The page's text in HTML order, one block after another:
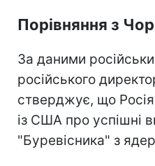
Порівняння з
За даними
російського
стверджує, що
із США про успішні
"Буревісника" з